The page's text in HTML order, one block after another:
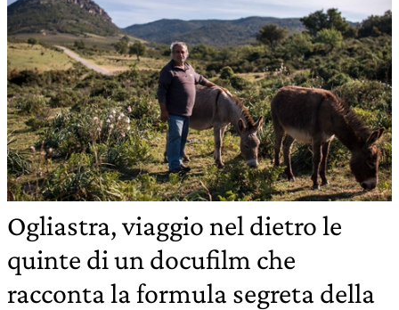
Ogliastra, viaggio nel dietro le
quinte di un docufilm che
racconta la formula segreta della